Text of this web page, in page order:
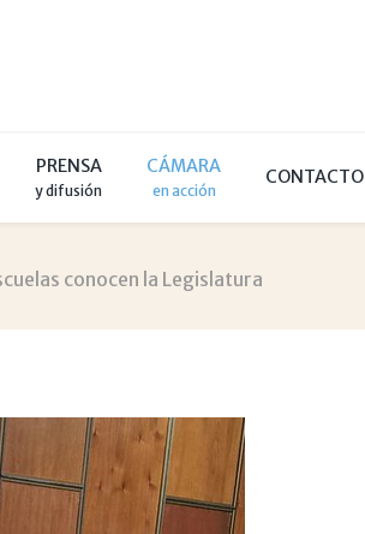
PRENSA
y difusión
CÁMARA
en acción
CONTACTO
conocen la Legislatura